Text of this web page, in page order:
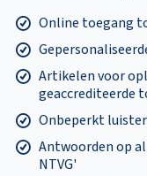
Online toegang
Artikelen voor
geaccrediteerde
Onbeperkt
Antwoorden op
NTVG'